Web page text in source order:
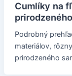
Cumlíky na
Podrobný
materiálov,
prirodzeného